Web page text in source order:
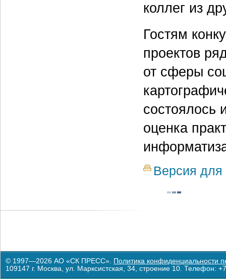
коллег из
Гостям
проектов
от сферы
состоялось
оценка
Версия для
© 1997—2026 АО «СК ПРЕСС». Политика конфиденциальности
109147 г. Москва, ул. Марксистская, 34, строение 10. Телефон: